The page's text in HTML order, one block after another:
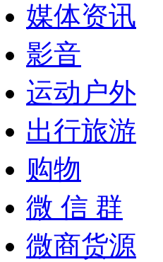
媒体资讯
影音
运动户外
出行旅游
购物
微 信 群
微商货源